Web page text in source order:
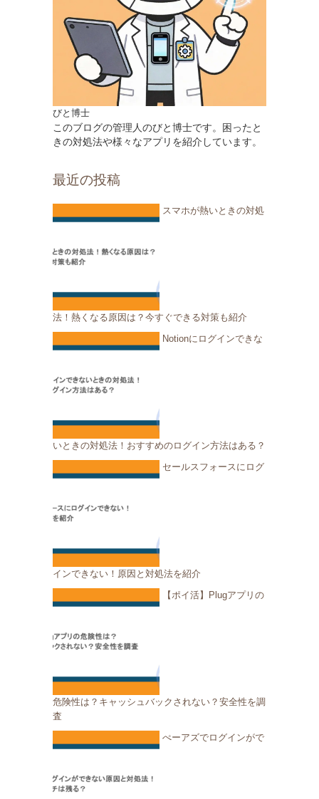
びと博士
このブログの管理人のびと博士です。困ったと
きの対処法や様々なアプリを紹介しています。
最近の投稿
スマホが熱いときの対処
法！熱くなる原因は？今すぐできる対策も紹介
Notionにログインできな
いときの対処法！おすすめのログイン方法はある？
セールスフォースにログ
インできない！原因と対処法を紹介
【ポイ活】Plugアプリの
危険性は？キャッシュバックされない？安全性を調
査
ぺーアズでログインがで